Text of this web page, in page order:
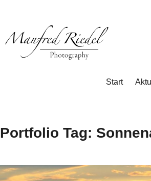
springen
Start
Portfolio Tag: